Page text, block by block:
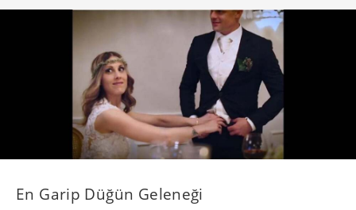
En Garip Düğün Geleneği